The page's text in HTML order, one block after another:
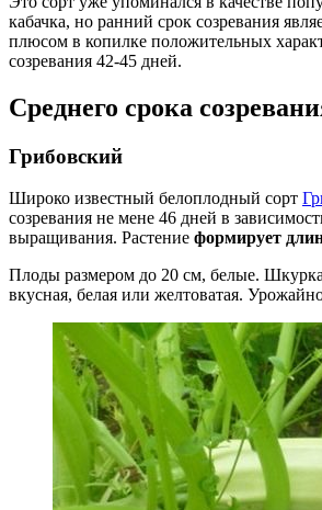
кабачка, но ранний срок созревания
плюсом в копилке положительных
созревания 42-45 дней.
Среднего срока
Грибовский
Широко известный белоплодный сорт
созревания не мене 46 дней в
выращивания. Растение формирует
Плоды размером до 20 см, белые. Шкурка
вкусная, белая или желтоватая.